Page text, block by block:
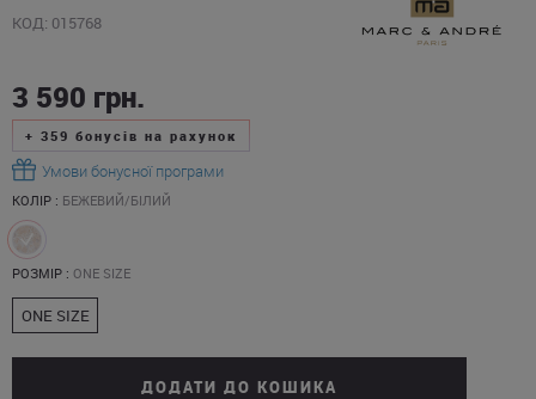
КОД: 015768
3 590 грн.
+ 359 бонусів на рахунок
Умови бонусної програми
КОЛІР : БЕЖЕВИЙ/БІЛИЙ
РОЗМІР : ONE SIZE
ONE SIZE
ДОДАТИ ДО КОШИКА